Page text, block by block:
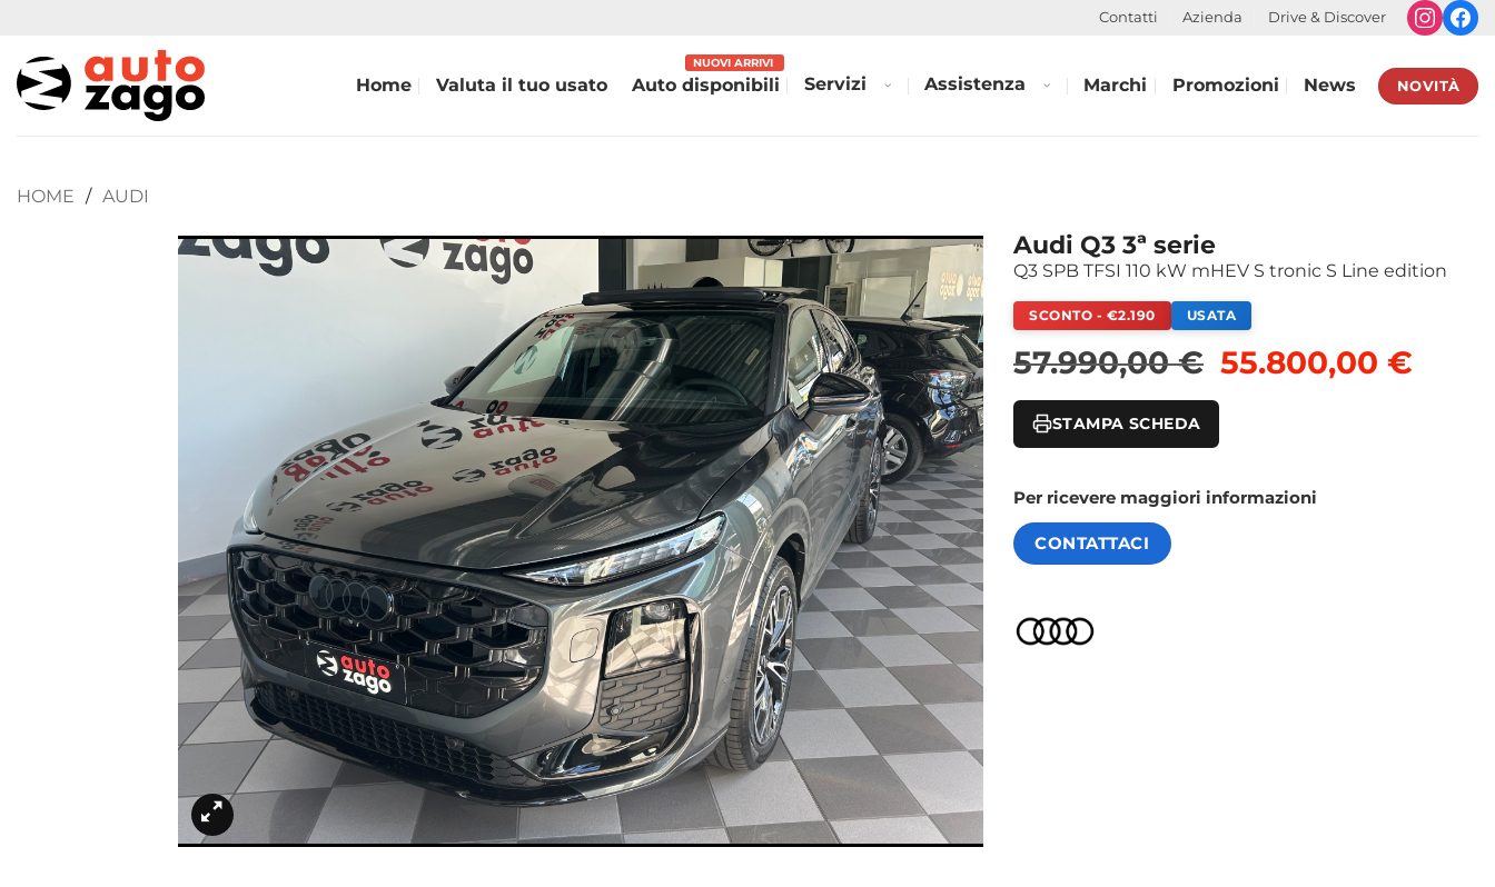
Contatti Azienda Drive & Discover
Home Valuta il tuo usato Auto disponibili Servizi Assistenza Marchi Promozioni News NOVITÀ
HOME / AUDI
Audi Q3 3ª serie
Q3 SPB TFSI 110 kW mHEV S tronic S Line edition
SCONTO - €2.190 USATA
57.990,00€ Il prezzo
55.800,00€
STAMPA SCHEDA
Per ricevere maggiori informazioni
CONTATTACI